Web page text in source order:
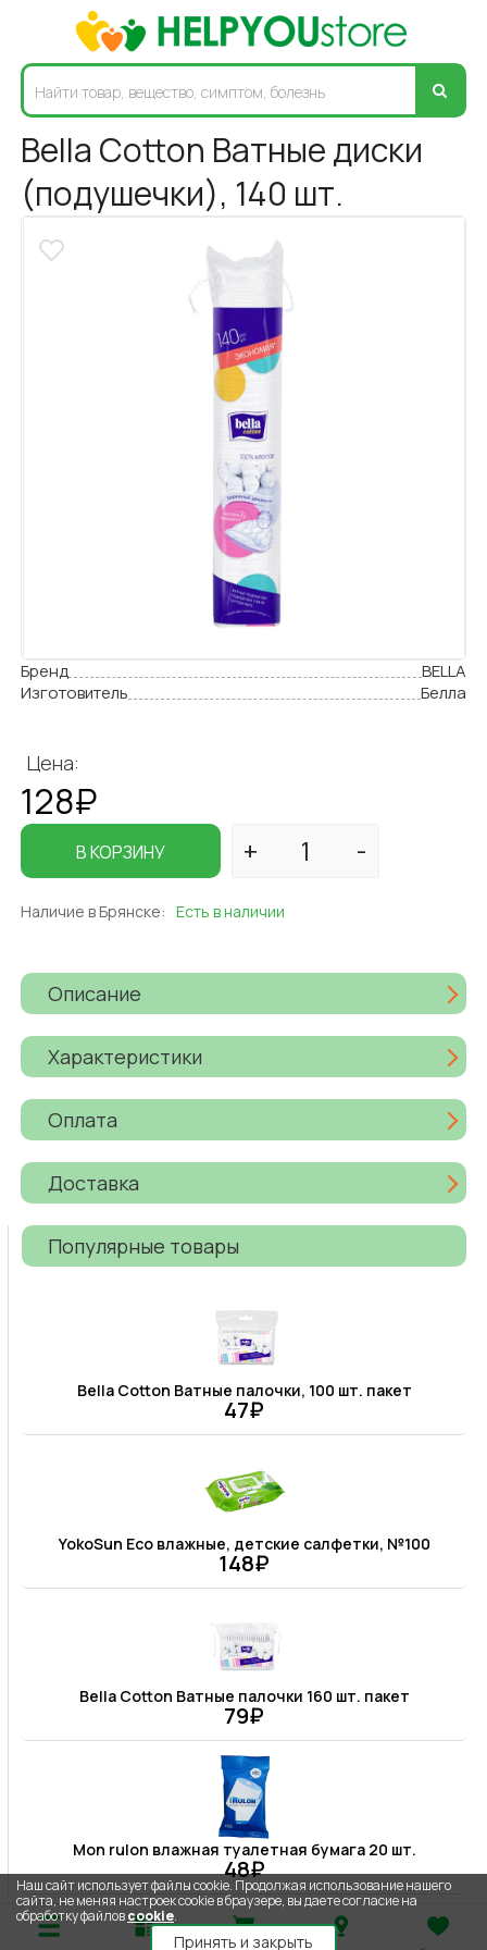
Bella Cotton Ватные диски
(подушечки), 140 шт.
Бренд
BELLA
Изготовитель
Белла
Цена:
128₽
В КОРЗИНУ
Наличие в Брянске: Есть в наличии
Описание
Характеристики
Оплата
Доставка
Популярные товары
Bella Cotton Ватные палочки, 100 шт. пакет
47₽
YokoSun Eco влажные, детские салфетки, №100
148₽
Bella Cotton Ватные палочки 160 шт. пакет
79₽
Mon rulon влажная туалетная бумага 20 шт.
48₽
Наш сайт использует файлы cookie. Продолжая использование нашего
сайта, не меняя настроек cookie в браузере, вы даете согласие на
обработку файловcookie.
Принять и закрыть